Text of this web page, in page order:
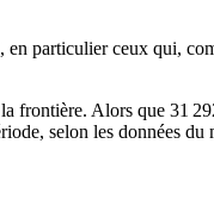
particulier ceux qui,
frontière. Alors que 31
selon les données du